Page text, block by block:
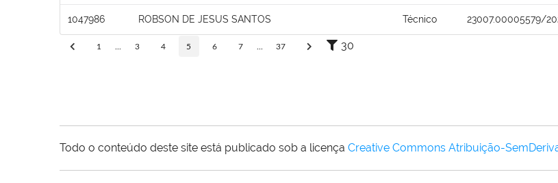
1047986 ROBSON DE JESUS SANTOS Técnico 23007.00005579/
1 3 4 5 6 7 37 30
Todo o conteúdo deste site está publicado sob a licença Creative Commons Atribuição-